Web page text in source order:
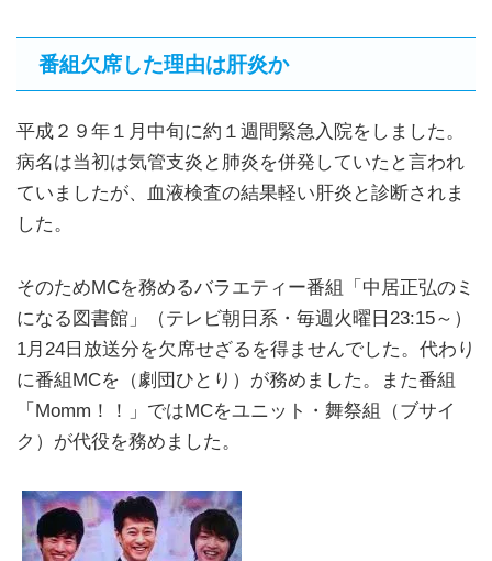
番組欠席した理由は肝炎か
平成２９年１月中旬に約１週間緊急入院をしました。
病名は当初は気管支炎と肺炎を併発していたと言われ
ていましたが、血液検査の結果軽い肝炎と診断されま
した。
そのためMCを務めるバラエティー番組「中居正弘のミ
になる図書館」（テレビ朝日系・毎週火曜日23:15～）
1月24日放送分を欠席せざるを得ませんでした。代わり
に番組MCを（劇団ひとり）が務めました。また番組
「Momm！！」ではMCをユニット・舞祭組（ブサイ
ク）が代役を務めました。